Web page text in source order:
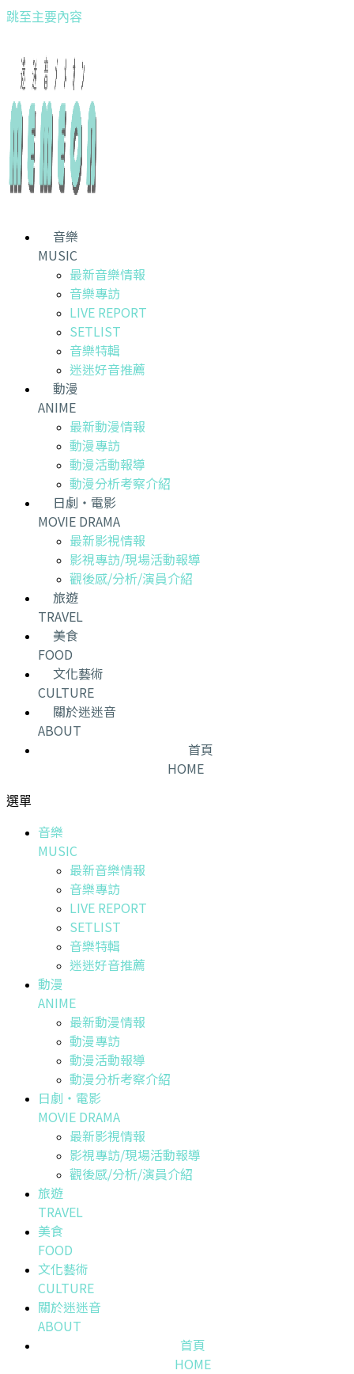
跳至主要內容
音樂
MUSIC
最新音樂情報
音樂專訪
LIVE REPORT
SETLIST
音樂特輯
迷迷好音推薦
動漫
ANIME
最新動漫情報
動漫專訪
動漫活動報導
動漫分析考察介紹
日劇・電影
MOVIE DRAMA
最新影視情報
影視專訪/現場活動報導
觀後感/分析/演員介紹
旅遊
TRAVEL
美食
FOOD
文化藝術
CULTURE
關於迷迷音
ABOUT
首頁
HOME
選單
音樂
MUSIC
最新音樂情報
音樂專訪
LIVE REPORT
SETLIST
音樂特輯
迷迷好音推薦
動漫
ANIME
最新動漫情報
動漫專訪
動漫活動報導
動漫分析考察介紹
日劇・電影
MOVIE DRAMA
最新影視情報
影視專訪/現場活動報導
觀後感/分析/演員介紹
旅遊
TRAVEL
美食
FOOD
文化藝術
CULTURE
關於迷迷音
ABOUT
首頁
HOME